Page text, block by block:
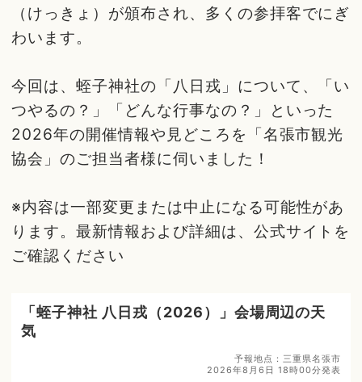
（けっきょ）が頒布され、多くの参拝客でにぎ
わいます。
今回は、蛭子神社の「八日戎」について、「い
つやるの？」「どんな行事なの？」といった
2026年の開催情報や見どころを「名張市観光
協会」のご担当者様に伺いました！
※内容は一部変更または中止になる可能性があ
ります。最新情報および詳細は、公式サイトを
ご確認ください
「蛭子神社 八日戎（2026）」会場周辺の天
気
予報地点：三重県名張市
2026年8月6日 18時00分発表